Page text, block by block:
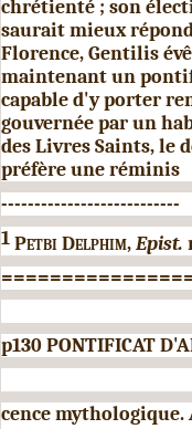
chrétienté ; son
saurait mieux
Florence, Gentilis
maintenant un
capable d'y porter
gou­vernée par un
des Livres Saints, le
préfère une réminis
---------------------------
1Petbi Delphim,Epist.
p130 PONTIFICAT
cence mythologique.